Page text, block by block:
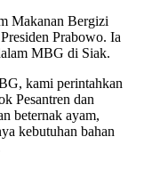
Makanan Bergizi
Prabowo. Ia
MBG di Siak.
kami perintahkan
Pesantren dan
beternak ayam,
kebutuhan bahan